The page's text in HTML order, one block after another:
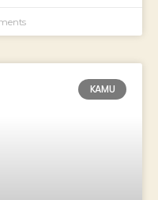
KAMU